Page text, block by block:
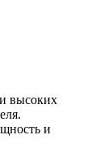
высоких
и